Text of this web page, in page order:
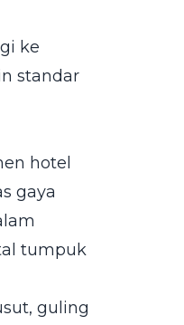
ke
standar
hotel
gaya
tumpuk
guling